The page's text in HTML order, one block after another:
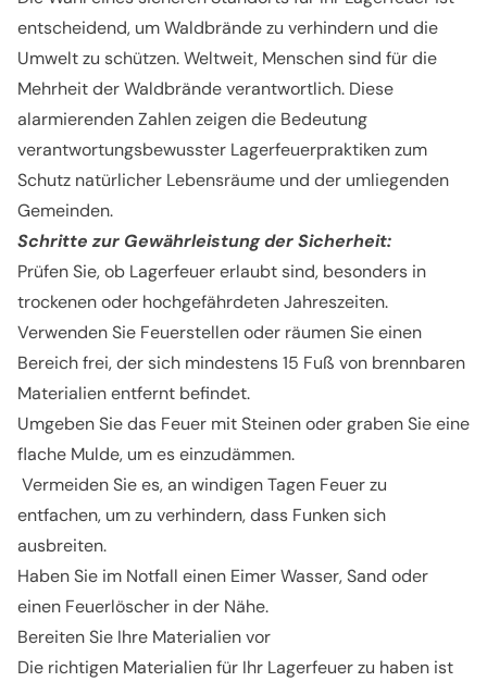
entscheidend, um Waldbrände zu verhindern und die
Umwelt zu schützen. Weltweit, Menschen sind für die
Mehrheit der Waldbrände verantwortlich. Diese
alarmierenden Zahlen zeigen die Bedeutung
verantwortungsbewusster Lagerfeuerpraktiken zum
Schutz natürlicher Lebensräume und der umliegenden
Gemeinden.
Schritte zur Gewährleistung der Sicherheit:
Prüfen Sie, ob Lagerfeuer erlaubt sind, besonders in
trockenen oder hochgefährdeten Jahreszeiten.
Verwenden Sie Feuerstellen oder räumen Sie einen
Bereich frei, der sich mindestens 15 Fuß von brennbaren
Materialien entfernt befindet.
Umgeben Sie das Feuer mit Steinen oder graben Sie eine
flache Mulde, um es einzudämmen.
Vermeiden Sie es, an windigen Tagen Feuer zu
entfachen, um zu verhindern, dass Funken sich
ausbreiten.
Haben Sie im Notfall einen Eimer Wasser, Sand oder
einen Feuerlöscher in der Nähe.
Bereiten Sie Ihre Materialien vor
Die richtigen Materialien für Ihr Lagerfeuer zu haben ist